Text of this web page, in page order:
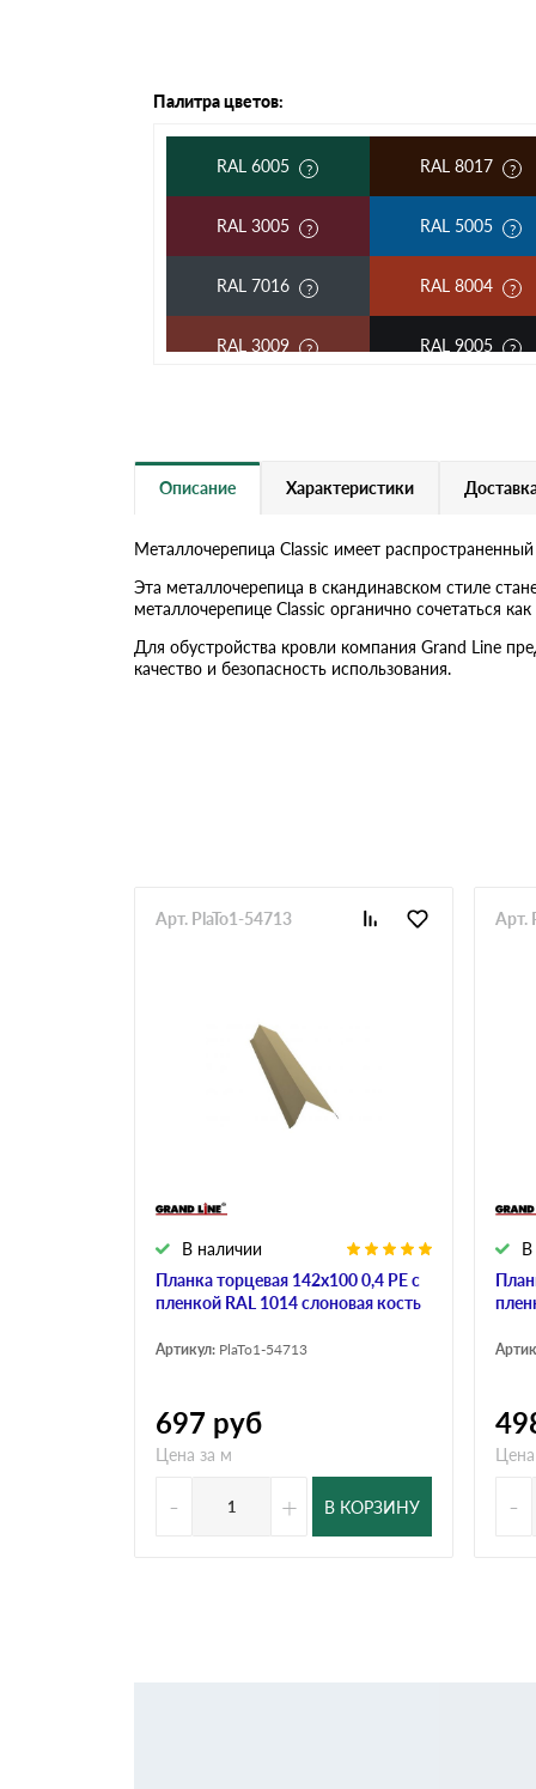
Палитра цветов:
RAL 6005 RAL 8017
RAL 3005 RAL 5005
RAL 7016 RAL 8004
RAL 3009 RAL 9005
RAL 3003
RAL 6019 RAL 9003
RR 32 RR 11
Описание Характеристики
Металлочерепица Classic имеет
Эта металлочерепица в скандинавском стиле
металлочерепице Classic органично сочетаться
Для обустройства кровли компания Grand Line
качество и безопасность использования.
Планка торцевая 142х100 0,4 PE с
пленкой RAL 1014 слоновая кость
В наличии
Арт. PlaTo1-54713
Артикул: PlaTo1-54713
697 руб
Цена за м
- + В КОРЗИНУ
В
Арт.
-